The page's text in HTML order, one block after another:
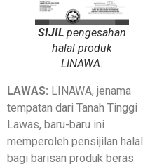
SIJIL pengesahan
halal produk
LINAWA.
LAWAS: LINAWA, jenama
tempatan dari Tanah Tinggi
Lawas, baru-baru ini
memperoleh pensijilan halal
bagi barisan produk beras